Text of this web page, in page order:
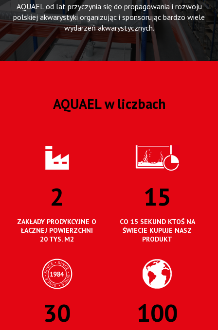
AQUAEL od lat przyczynia się do propagowania i rozwoju
polskiej akwarystyki organizując i sponsorując bardzo wiele
wydarzeń akwarystycznych.
AQUAEL w liczbach
2
ZAKŁADY PRODYKCYJNE O
ŁACZNEJ POWIERZCHNI
20 TYS. M2
15
CO 15 SEKUND KTOŚ NA
ŚWIECIE KUPUJE NASZ
PRODUKT
30 100